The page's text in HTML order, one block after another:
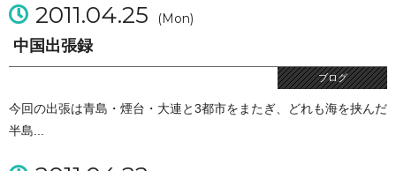
2011.04.25 (Mon)
中国出張録
ブログ
今回の出張は青島・煙台・大連と3都市をまたぎ、どれも海を挟んだ
半島...